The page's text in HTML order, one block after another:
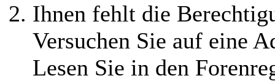
Ihnen fehlt die
Versuchen Sie auf eine
Lesen Sie in den